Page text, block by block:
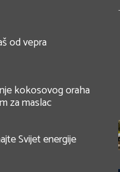
od vepra
kokosovog oraha
za maslac
Svijet energije